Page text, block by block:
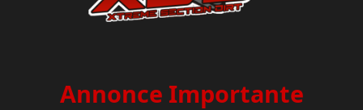
Annonce Importante